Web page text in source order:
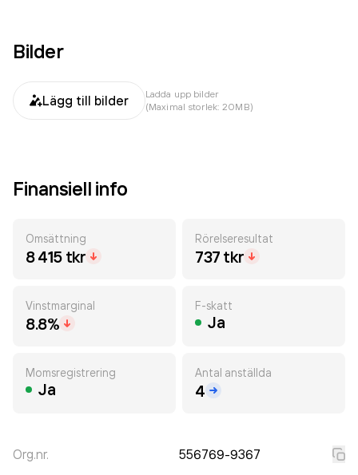
Bilder
Lägg till bilder
Ladda upp bilder
(Maximal storlek: 20MB)
Finansiell info
Omsättning
8 415 tkr
Rörelseresultat
737 tkr
Vinstmarginal
8.8%
F-skatt
Ja
Momsregistrering
Ja
Antal anställda
4
Org.nr. 556769-9367